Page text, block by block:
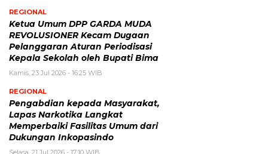
REGIONAL
Ketua Umum DPP GARDA MUDA
REVOLUSIONER Kecam Dugaan
Pelanggaran Aturan Periodisasi
Kepala Sekolah oleh Bupati Bima
Kamis, 23 Jul 2026 - 16:25 WIB
REGIONAL
Pengabdian kepada Masyarakat,
Lapas Narkotika Langkat
Memperbaiki Fasilitas Umum dari
Dukungan Inkopasindo
Selasa, 21 Jul 2026 - 17:10 WIB